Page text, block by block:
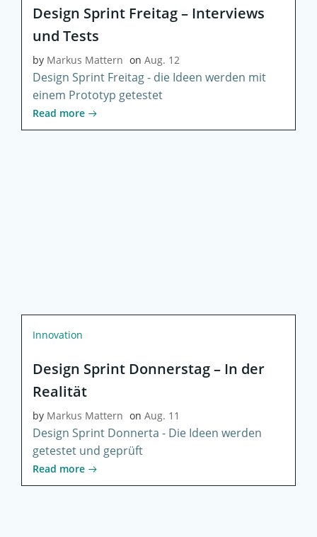
Design Sprint Freitag – Interviews
und Tests
by Markus Mattern on Aug. 12
Design Sprint Freitag - die Ideen werden mit
einem Prototyp getestet
Read more
Innovation
Design Sprint Donnerstag – In der
Realität
by Markus Mattern on Aug. 11
Design Sprint Donnerta - Die Ideen werden
getestet und geprüft
Read more